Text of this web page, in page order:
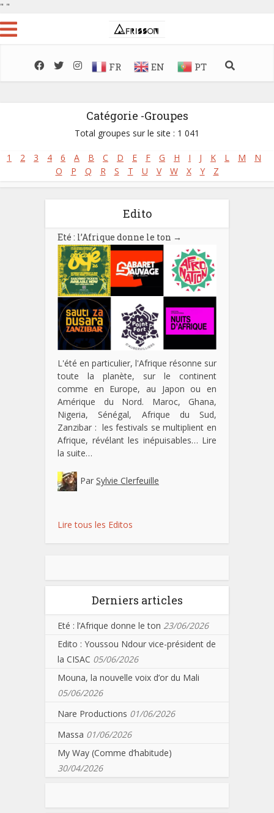
" "
FR EN PT
Catégorie -Groupes
Total groupes sur le site : 1 041
1 2 3 4 6 A B C D E F G H I J K L M
N
O
P Q R S T U V W X Y Z
Edito
Eté : l’Afrique donne le ton →
L'été en particulier, l'Afrique résonne sur
toute la planète, sur le continent
comme en Europe, au Japon ou en
Amérique du Nord. Maroc, Ghana,
Nigeria, Sénégal, Afrique du Sud,
Zanzibar : les festivals se multiplient en
Afrique, révélant les inépuisables… Lire
la suite…
Par Sylvie Clerfeuille
Lire tous les Editos
Derniers articles
Eté : l’Afrique donne le ton 23/06/2026
Edito : Youssou Ndour vice-président de
la CISAC 05/06/2026
Mouna, la nouvelle voix d’or du Mali
05/06/2026
Nare Productions 01/06/2026
Massa 01/06/2026
My Way (Comme d’habitude)
30/04/2026